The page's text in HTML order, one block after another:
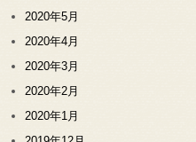
2020年5月
2020年4月
2020年3月
2020年2月
2020年1月